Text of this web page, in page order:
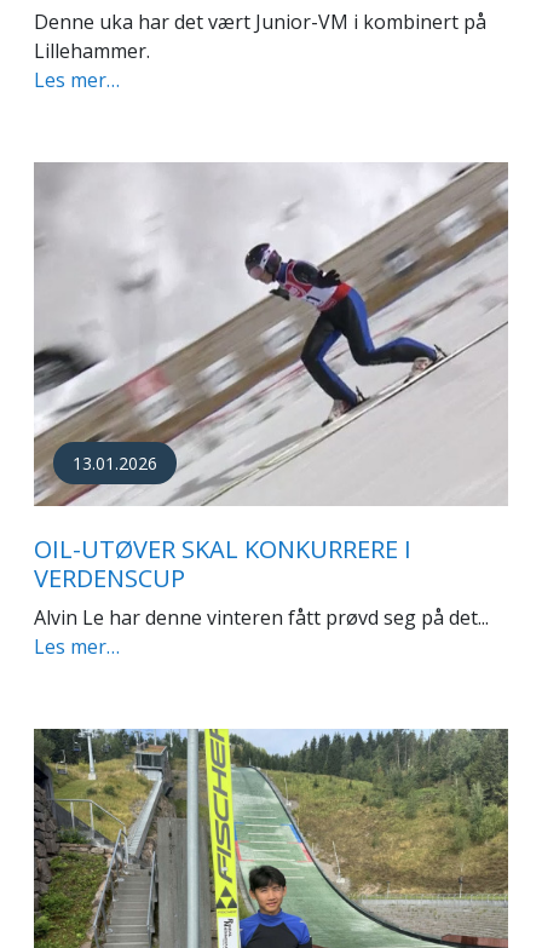
Denne uka har det vært Junior-VM i kombinert på
Lillehammer.
Les mer…
13.01.2026
OIL-UTØVER SKAL KONKURRERE I
VERDENSCUP
Alvin Le har denne vinteren fått prøvd seg på det...
Les mer…